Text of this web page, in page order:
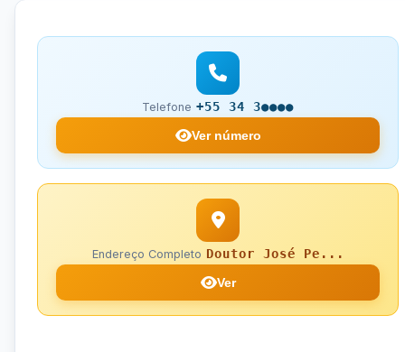
Telefone +55 34 3●●●●
Ver número
Endereço Completo Doutor José Pe...
Ver